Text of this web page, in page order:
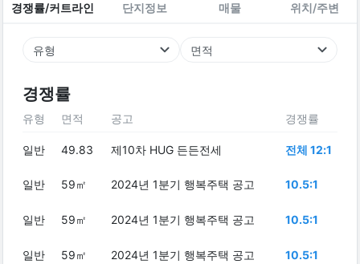
경쟁률/커트라인 단지정보 매물 위치/주변
유형 면적
경쟁률
유형 면적 공고 경쟁률
일반 49.83 제10차 HUG 든든전세 전체 12:1
일반 59㎡ 2024년 1분기 행복주택 공고 10.5:1
일반 59㎡ 2024년 1분기 행복주택 공고 10.5:1
일반 59㎡ 2024년 1분기 행복주택 공고 10.5:1